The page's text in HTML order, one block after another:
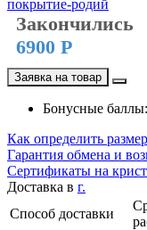
Закончились
6900 Р
Заявка на товар
Бонусные
Как определить
Гарантия обмена и
Сертификаты на
Доставка в г.
Способ доставки